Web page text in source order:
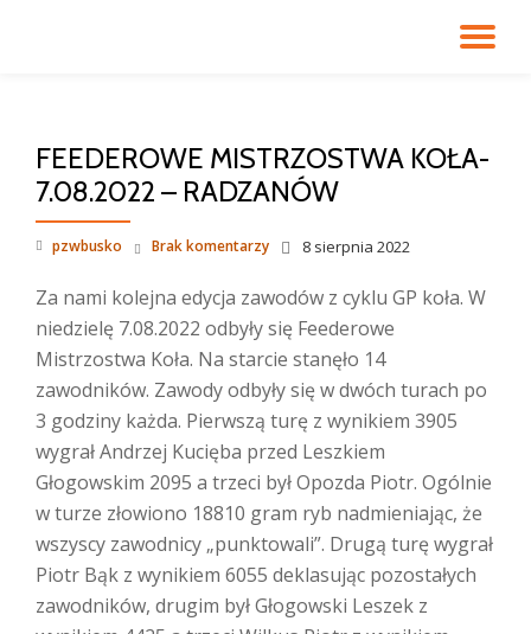
FEEDEROWE MISTRZOSTWA KOŁA-
7.08.2022 – RADZANÓW
pzwbusko 8 sierpnia 2022
Brak komentarzy
Za nami kolejna edycja zawodów z cyklu GP koła. W
niedzielę 7.08.2022 odbyły się Feederowe
Mistrzostwa Koła. Na starcie stanęło 14
zawodników. Zawody odbyły się w dwóch turach po
3 godziny każda. Pierwszą turę z wynikiem 3905
wygrał Andrzej Kucięba przed Leszkiem
Głogowskim 2095 a trzeci był Opozda Piotr. Ogólnie
w turze złowiono 18810 gram ryb nadmieniając, że
wszyscy zawodnicy „punktowali”. Drugą turę wygrał
Piotr Bąk z wynikiem 6055 deklasując pozostałych
zawodników, drugim był Głogowski Leszek z